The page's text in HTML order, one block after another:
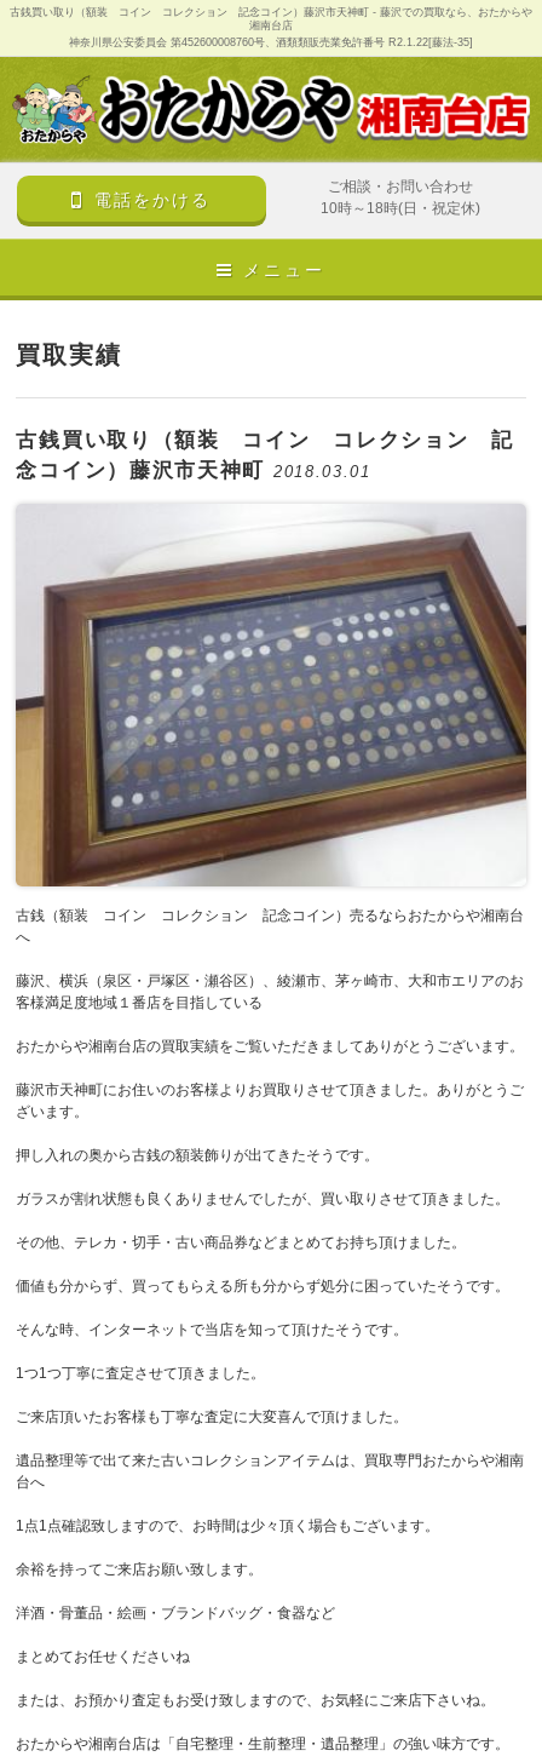
古銭買い取り（額装 コイン コレクション 記念コイン）藤沢市天神町 - 藤沢での買取なら、おたからや
湘南台店
神奈川県公安委員会 第452600008760号、酒類類販売業免許番号 R2.1.22[藤法-35]
電話をかける
ご相談・お問い合わせ
10時～18時(日・祝定休)
メニュー
買取実績
古銭買い取り（額装 コイン コレクション 記
念コイン）藤沢市天神町
2018.03.01
古銭（額装 コイン コレクション 記念コイン）売るならおたからや湘南台
へ
藤沢、横浜（泉区・戸塚区・瀬谷区）、綾瀬市、茅ヶ崎市、大和市エリアのお
客様満足度地域１番店を目指している
おたからや湘南台店の買取実績をご覧いただきましてありがとうございます。
藤沢市天神町にお住いのお客様よりお買取りさせて頂きました。ありがとうご
ざいます。
押し入れの奥から古銭の額装飾りが出てきたそうです。
ガラスが割れ状態も良くありませんでしたが、買い取りさせて頂きました。
その他、テレカ・切手・古い商品券などまとめてお持ち頂けました。
価値も分からず、買ってもらえる所も分からず処分に困っていたそうです。
そんな時、インターネットで当店を知って頂けたそうです。
1つ1つ丁寧に査定させて頂きました。
ご来店頂いたお客様も丁寧な査定に大変喜んで頂けました。
遺品整理等で出て来た古いコレクションアイテムは、買取専門おたからや湘南
台へ
1点1点確認致しますので、お時間は少々頂く場合もございます。
余裕を持ってご来店お願い致します。
洋酒・骨董品・絵画・ブランドバッグ・食器など
まとめてお任せくださいね
または、お預かり査定もお受け致しますので、お気軽にご来店下さいね。
おたからや湘南台店は「自宅整理・生前整理・遺品整理」の強い味方です。